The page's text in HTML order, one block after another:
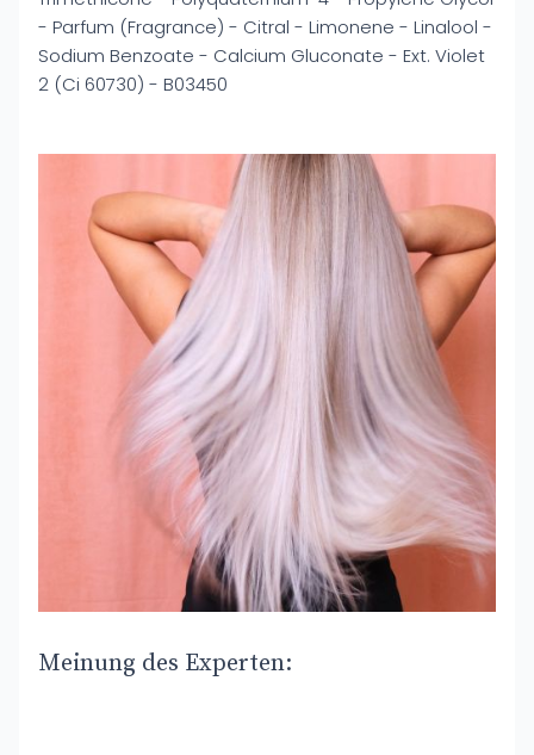
- Parfum (Fragrance) - Citral - Limonene - Linalool -
Sodium Benzoate - Calcium Gluconate - Ext. Violet
2 (Ci 60730) - B03450
Meinung des Experten: